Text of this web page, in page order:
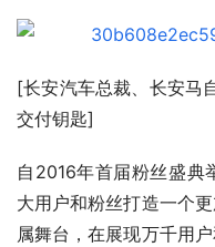
[长安汽车总裁、长安马
交付钥匙]
自2016年首届粉丝盛典
大用户和粉丝打造一个
属舞台，在展现万千用